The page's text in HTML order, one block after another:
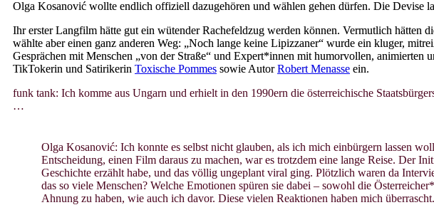
Olga Kosanović wollte endlich offiziell dazugehören und wählen gehen dürfen. Die Devise
Ihr erster Langfilm hätte gut ein wütender Rachefeldzug werden können. Vermutlich hätten
wählte aber einen ganz anderen Weg: „Noch lange keine Lipizzaner“ wurde ein kluger,
Gesprächen mit Menschen „von der Straße“ und Expert*innen mit humorvollen, animierten
TikTokerin und Satirikerin Toxische Pommes sowie AutorRobert Menasse ein.
funk tank: Ich komme aus Ungarn und erhielt in den 1990ern die österreichische
…
Olga Kosanović: Ich konnte es selbst nicht glauben, als ich mich einbürgern lassen
Entscheidung, einen Film daraus zu machen, war es trotzdem eine lange Reise. Der
Geschichte erzählt habe, und das völlig ungeplant viral ging. Plötzlich waren da
das so viele Menschen? Welche Emotionen spüren sie dabei – sowohl die
Ahnung zu haben, wie auch ich davor. Diese vielen Reaktionen haben mich überrascht.